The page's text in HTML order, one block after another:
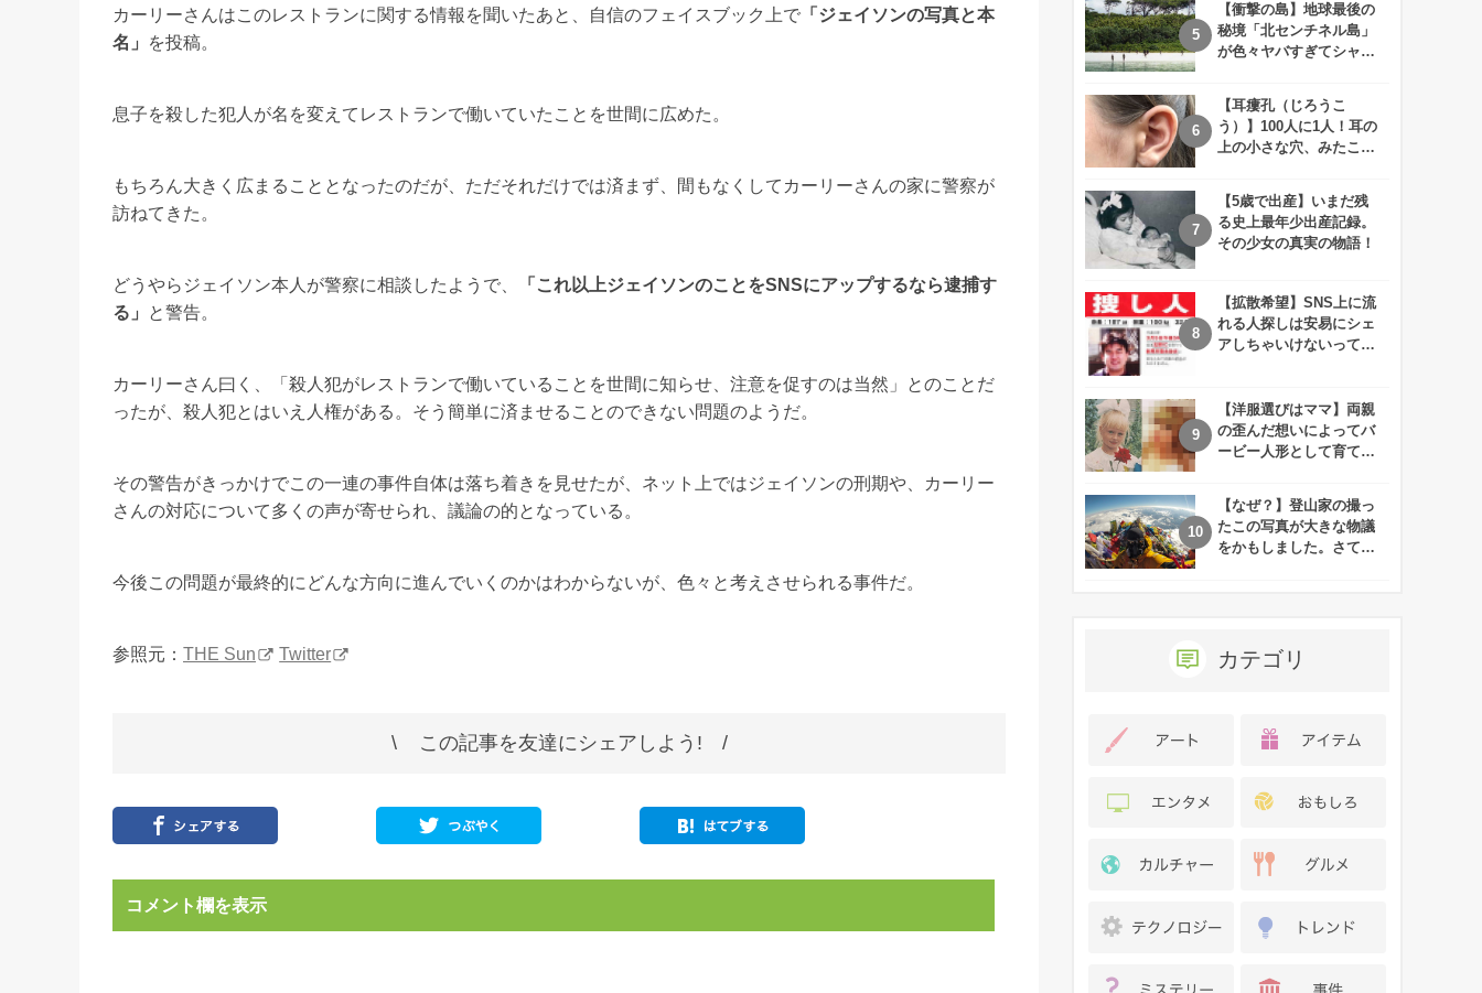
カーリーさんはこのレストランに関する情報を聞いたあと、自信のフェイスブック上で 「ジェイソンの写真と本
名」
を投稿。
息子を殺した犯人が名を変えてレストランで働いていたことを世間に広めた。
もちろん大きく広まることとなったのだが、ただそれだけでは済まず、間もなくしてカーリーさんの家に警察が
訪ねてきた。
どうやらジェイソン本人が警察に相談したようで、
「これ以上ジェイソンのことをSNSにアップするなら逮捕す
る」
と警告。
カーリーさん曰く、「殺人犯がレストランで働いていることを世間に知らせ、注意を促すのは当然」とのことだ
ったが、殺人犯とはいえ人権がある。そう簡単に済ませることのできない問題のようだ。
その警告がきっかけでこの一連の事件自体は落ち着きを見せたが、ネット上ではジェイソンの刑期や、カーリー
さんの対応について多くの声が寄せられ、議論の的となっている。
今後この問題が最終的にどんな方向に進んでいくのかはわからないが、色々と考えさせられる事件だ。
参照元： THE Sun Twitter
この記事を友達にシェアしよう! /
コメント欄を表示
【衝撃の島】地球最後の
秘境「北センチネル島」
が色々ヤバすぎてシャレ
【耳瘻孔（じろうこ
う）】100人に1人！耳の
上の小さな穴、みたこと
【5歳で出産】いまだ残
る史上最年少出産記録。
その少女の真実の物語！
【拡散希望】SNS上に流
れる人探しは安易にシェ
アしちゃいけないって知
【洋服選びはママ】両親
の歪んだ想いによってバ
ービー人形として育てら
【なぜ？】登山家の撮っ
たこの写真が大きな物議
をかもしました。さて、
カテゴリ